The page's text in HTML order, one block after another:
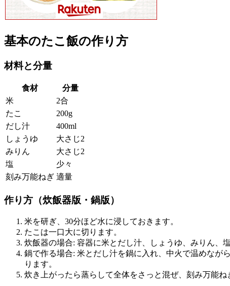
基本のたこ飯の作り方
材料と分量
食材
分量
米
2合
たこ
200g
だし汁
400ml
しょうゆ
大さじ2
みりん
大さじ2
塩
少々
刻み万能ねぎ 適量
作り方（炊飯器版・鍋版）
米を研ぎ、30分ほど水に浸しておきます。
たこは一口大に切ります。
炊飯器の場合: 容器に米とだし汁、しょうゆ、みりん、
鍋で作る場合: 米とだし汁を鍋に入れ、中火で温めなが
ります。
炊き上がったら蒸らして全体をさっと混ぜ、刻み万能ね